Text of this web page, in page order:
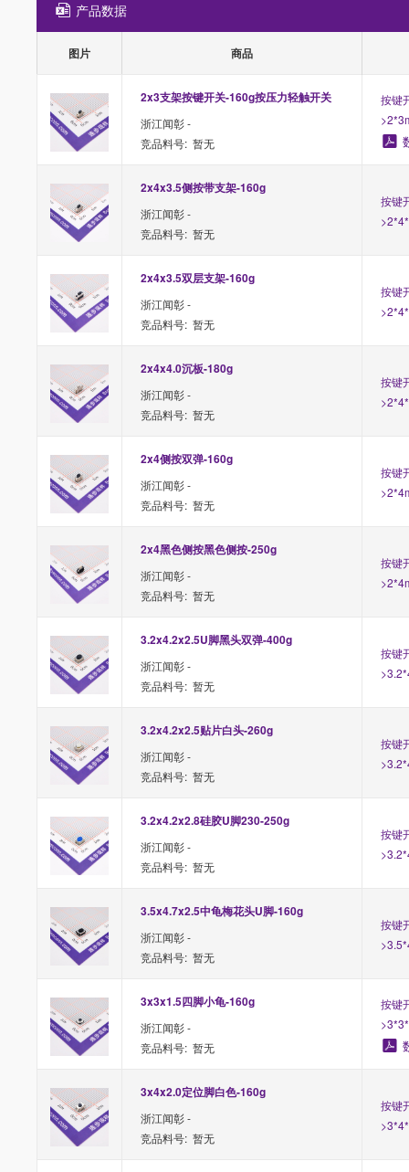
产品数据
图片 商品
2x3支架按键开关-160g按压力轻触开关
浙江闻彰 -
竞品料号: 暂无
按键
2x4x3.5侧按带支架-160g
浙江闻彰 -
竞品料号: 暂无
按键
2x4x3.5双层支架-160g
浙江闻彰 -
竞品料号: 暂无
按键
2x4x4.0沉板-180g
浙江闻彰 -
竞品料号: 暂无
按键
2x4侧按双弹-160g
浙江闻彰 -
竞品料号: 暂无
按键
2x4黑色侧按黑色侧按-250g
浙江闻彰 -
竞品料号: 暂无
按键
3.2x4.2x2.5U脚黑头双弹-400g
浙江闻彰 -
竞品料号: 暂无
按键
3.2x4.2x2.5贴片白头-260g
浙江闻彰 -
竞品料号: 暂无
按键
3.2x4.2x2.8硅胶U脚230-250g
浙江闻彰 -
竞品料号: 暂无
按键
3.5x4.7x2.5中龟梅花头U脚-160g
浙江闻彰 -
竞品料号: 暂无
按键
3x3x1.5四脚小龟-160g
浙江闻彰 -
竞品料号: 暂无
按键
3x4x2.0定位脚白色-160g
浙江闻彰 -
竞品料号: 暂无
按键